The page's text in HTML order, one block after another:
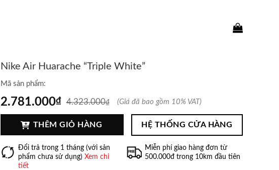
Nike Air Huarache “Triple White”
Mã sản phẩm:
4.323.000₫
2.781.000₫ (Giá đã bao gồm 10% VAT)
THÊM GIỎ HÀNG HỆ THỐNG CỬA HÀNG
Đổi trả trong 1 tháng (với sản
phẩm chưa sử dụng)Xem chi
tiết
Miễn phí giao hàng đơn từ
500.000đ trong 10km đầu tiên